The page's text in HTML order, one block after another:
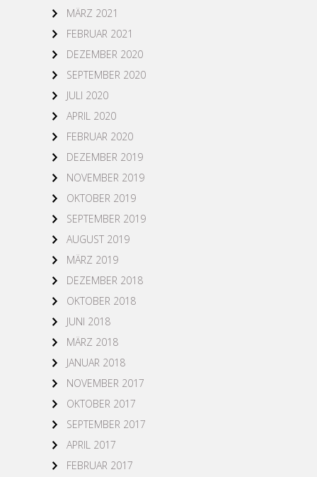
MÄRZ 2021
FEBRUAR 2021
DEZEMBER 2020
SEPTEMBER 2020
JULI 2020
APRIL 2020
FEBRUAR 2020
DEZEMBER 2019
NOVEMBER 2019
OKTOBER 2019
SEPTEMBER 2019
AUGUST 2019
MÄRZ 2019
DEZEMBER 2018
OKTOBER 2018
JUNI 2018
MÄRZ 2018
JANUAR 2018
NOVEMBER 2017
OKTOBER 2017
SEPTEMBER 2017
APRIL 2017
FEBRUAR 2017